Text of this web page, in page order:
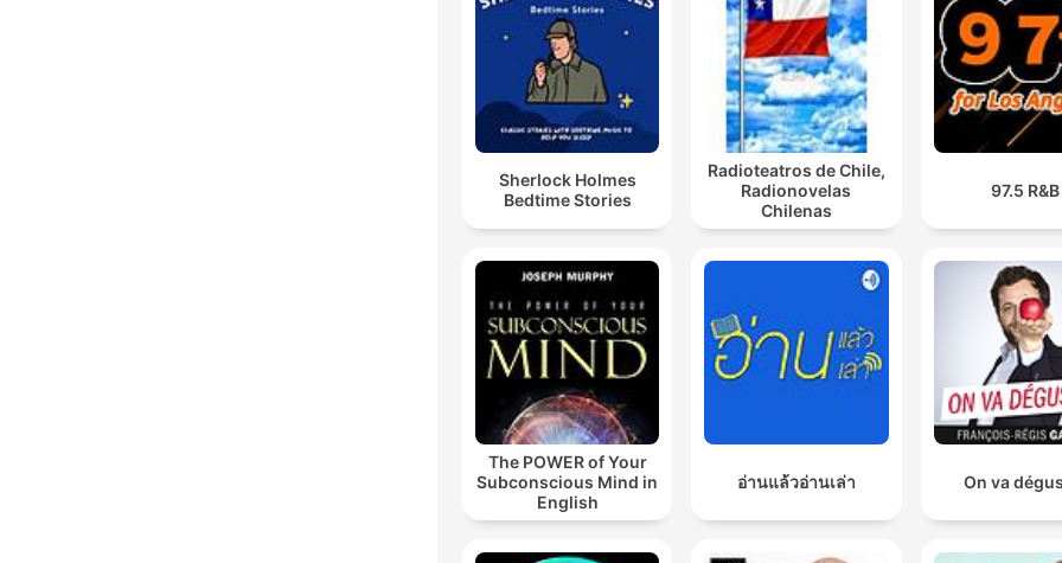
Sherlock Holmes
Bedtime Stories
Radioteatros de Chile,
Radionovelas
Chilenas
97.5 R&B
The POWER of Your
Subconscious Mind in
English
อ่านแล้วอ่านเล่า On va